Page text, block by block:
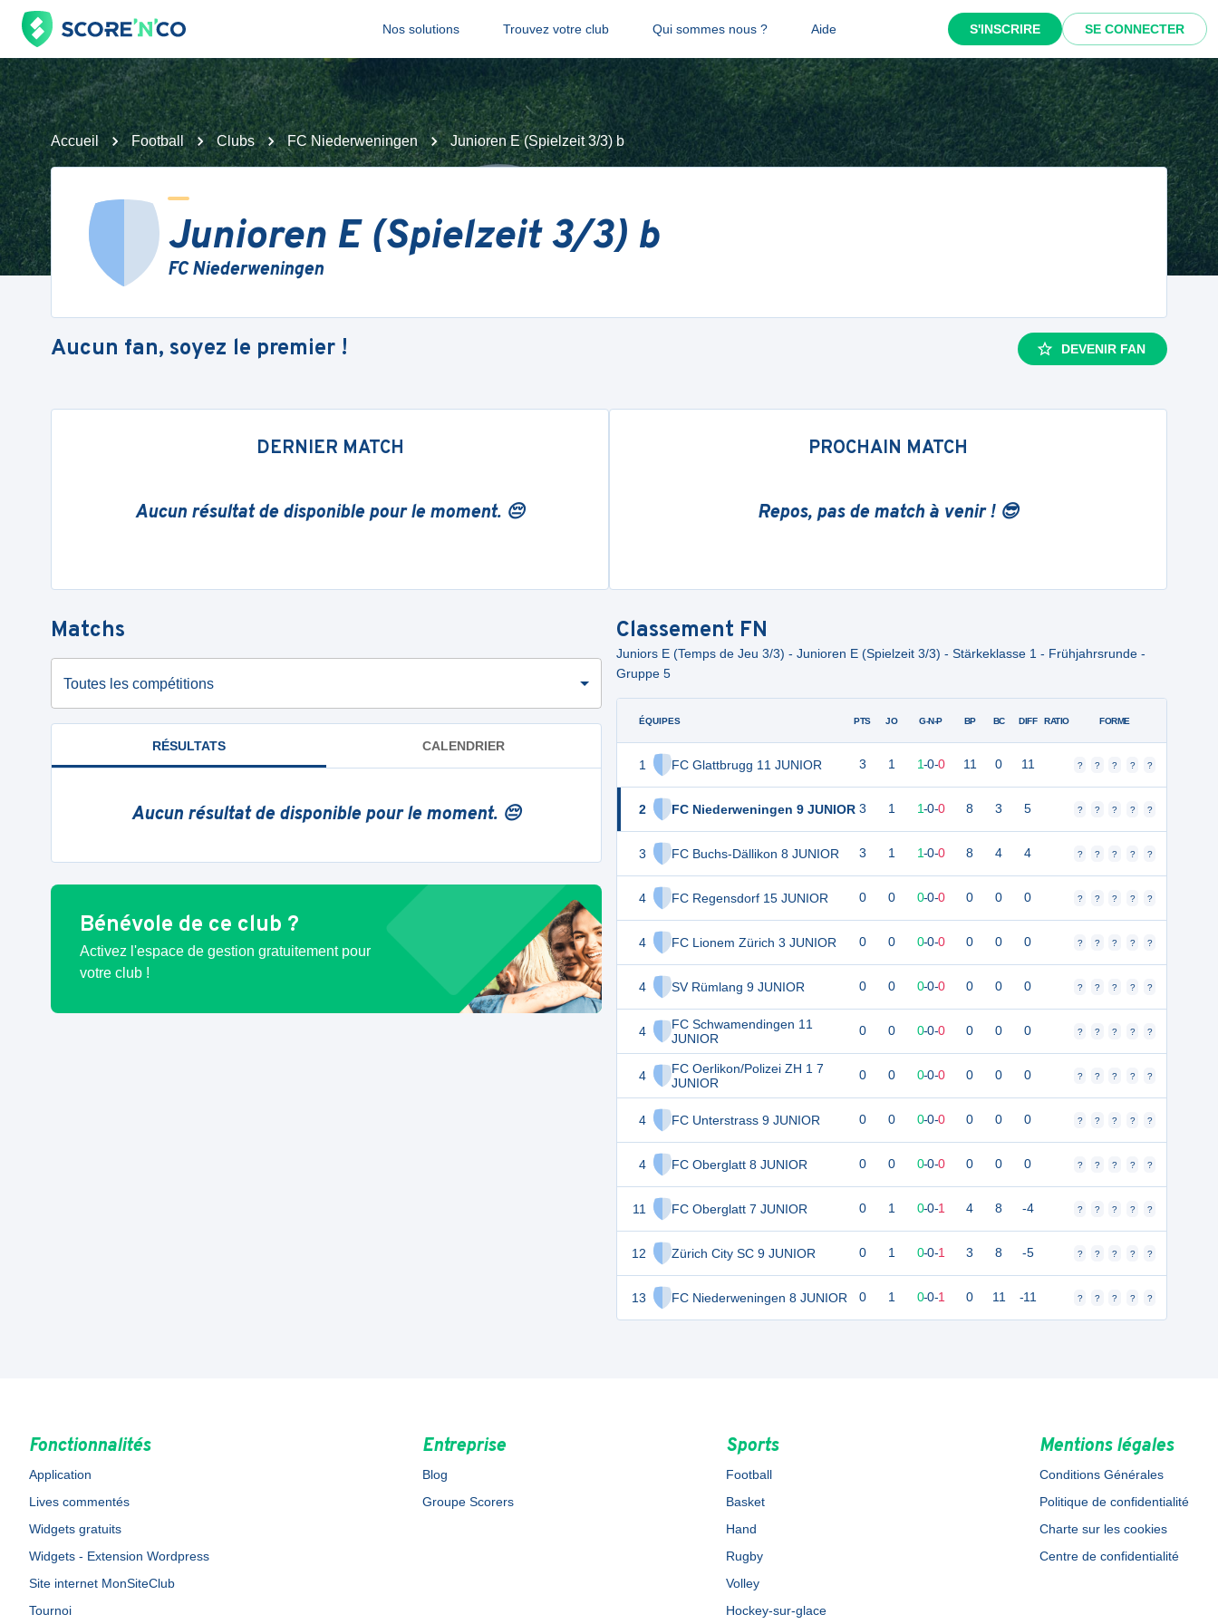
Nos solutions Trouvez votre club Qui sommes nous ? Aide S'INSCRIRE SE CONNECTER
Accueil Football Clubs FC Niederweningen Junioren E (Spielzeit 3/3) b
Junioren E (Spielzeit 3/3) b
FC Niederweningen
Aucun fan, soyez le premier ! DEVENIR FAN
DERNIER MATCH
Aucun résultat de disponible pour le moment. 😔
PROCHAIN MATCH
Repos, pas de match à venir ! 😎
Matchs
Toutes les compétitions
RÉSULTATS CALENDRIER
Aucun résultat de disponible pour le moment. 😔
Bénévole de ce club ?
Activez l'espace de gestion gratuitement pour
votre club !
Classement FN
Juniors E (Temps de Jeu 3/3) - Junioren E (Spielzeit 3/3) - Stärkeklasse 1 - Frühjahrsrunde -
Gruppe 5
ÉQUIPES
1 FC Glattbrugg 11 JUNIOR
2 FC Niederweningen 9 JUNIOR
3 FC Buchs-Dällikon 8 JUNIOR
4 FC Regensdorf 15 JUNIOR
4 FC Lionem Zürich 3 JUNIOR
4 SV Rümlang 9 JUNIOR
4
FC Schwamendingen 11
JUNIOR
4
FC Oerlikon/Polizei ZH 1 7
JUNIOR
4 FC Unterstrass 9 JUNIOR
4 FC Oberglatt 8 JUNIOR
11 FC Oberglatt 7 JUNIOR
12 Zürich City SC 9 JUNIOR
13 FC Niederweningen 8 JUNIOR
PTS JO G-N-P BP BC DIFF RATIO FORME
3 1 1-0-0 11 0 11 ? ? ? ? ?
3 1 1-0-0 8 3 5 ? ? ? ? ?
3 1 1-0-0 8 4 4 ? ? ? ? ?
0 0 0-0-0 0 0 0 ? ? ? ? ?
0 0 0-0-0 0 0 0 ? ? ? ? ?
0 0 0-0-0 0 0 0 ? ? ? ? ?
0 0 0-0-0 0 0 0 ? ? ? ? ?
0 0 0-0-0 0 0 0 ? ? ? ? ?
0 0 0-0-0 0 0 0 ? ? ? ? ?
0 0 0-0-0 0 0 0 ? ? ? ? ?
0 1 0-0-1 4 8 -4 ? ? ? ? ?
0 1 0-0-1 3 8 -5 ? ? ? ? ?
0 1 0-0-1 0 11 -11 ? ? ? ? ?
Fonctionnalités
Application
Lives commentés
Widgets gratuits
Widgets - Extension Wordpress
Site internet MonSiteClub
Tournoi
Entreprise
Blog
Groupe Scorers
Sports
Football
Basket
Hand
Rugby
Volley
Hockey-sur-glace
Mentions légales
Conditions Générales
Politique de confidentialité
Charte sur les cookies
Centre de confidentialité